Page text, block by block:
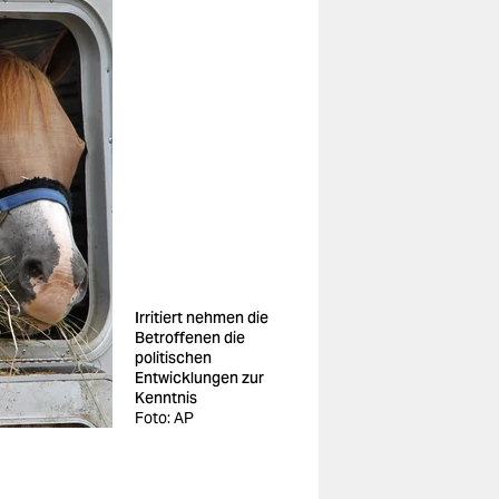
Irritiert nehmen die
Betroffenen die
politischen
Entwicklungen zur
Kenntnis
Foto: AP